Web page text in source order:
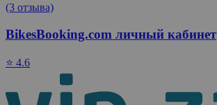
(3 отзыва)
BikesBooking.com личный кабинет
⭐ 4.6